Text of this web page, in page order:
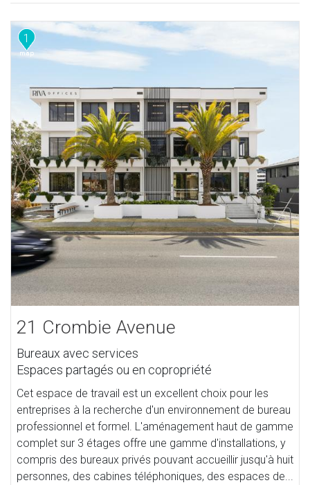
1
21 Crombie Avenue
Bureaux avec services
Espaces partagés ou en copropriété
Cet espace de travail est un excellent choix pour les
entreprises à la recherche d'un environnement de bureau
professionnel et formel. L'aménagement haut de gamme
complet sur 3 étages offre une gamme d'installations, y
compris des bureaux privés pouvant accueillir jusqu'à huit
personnes, des cabines téléphoniques, des espaces de...